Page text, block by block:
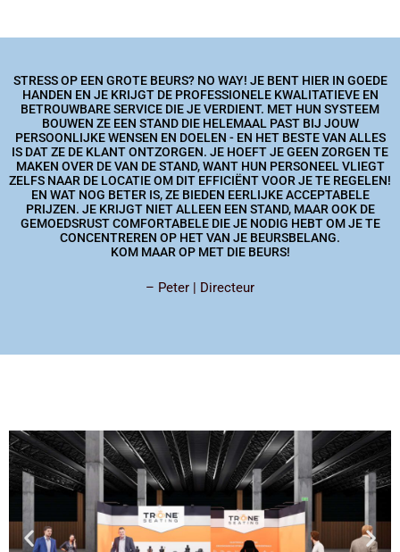
STRESS OP EEN GROTE BEURS? NO WAY! JE BENT HIER IN GOEDE
HANDEN EN JE KRIJGT DE PROFESSIONELE KWALITATIEVE EN
BETROUWBARE SERVICE DIE JE VERDIENT. MET HUN SYSTEEM
BOUWEN ZE EEN STAND DIE HELEMAAL PAST BIJ JOUW
PERSOONLIJKE WENSEN EN DOELEN - EN HET BESTE VAN ALLES
IS DAT ZE DE KLANT ONTZORGEN. JE HOEFT JE GEEN ZORGEN TE
MAKEN OVER DE VAN DE STAND, WANT HUN PERSONEEL VLIEGT
ZELFS NAAR DE LOCATIE OM DIT EFFICIËNT VOOR JE TE REGELEN!
EN WAT NOG BETER IS, ZE BIEDEN EERLIJKE ACCEPTABELE
PRIJZEN. JE KRIJGT NIET ALLEEN EEN STAND, MAAR OOK DE
GEMOEDSRUST COMFORTABELE DIE JE NODIG HEBT OM JE TE
CONCENTREREN OP HET VAN JE BEURSBELANG.
KOM MAAR OP MET DIE BEURS!
– Peter | Directeur